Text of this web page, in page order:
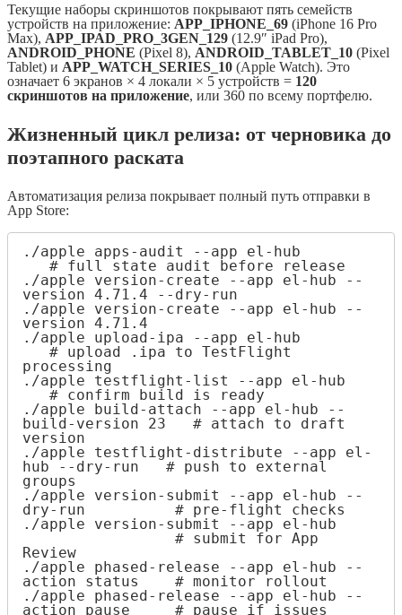
Текущие наборы скриншотов покрывают пять семейств
устройств на приложение: APP_IPHONE_69 (iPhone 16 Pro
Max), APP_IPAD_PRO_3GEN_129 (12.9″ iPad Pro),
ANDROID_PHONE (Pixel 8), ANDROID_TABLET_10 (Pixel
Tablet) и APP_WATCH_SERIES_10 (Apple Watch). Это
означает 6 экранов × 4 локали × 5 устройств = 120
скриншотов на приложение, или 360 по всему портфелю.
Жизненный цикл релиза: от черновика до
поэтапного раската
Автоматизация релиза покрывает полный путь отправки в
App Store:
./apple apps-audit --app el-hub
   # full state audit before release
./apple version-create --app el-hub --
version 4.71.4 --dry-run
./apple version-create --app el-hub --
version 4.71.4
./apple upload-ipa --app el-hub
   # upload .ipa to TestFlight
processing
./apple testflight-list --app el-hub
   # confirm build is ready
./apple build-attach --app el-hub --
build-version 23   # attach to draft
version
./apple testflight-distribute --app el-
hub --dry-run   # push to external
groups
./apple version-submit --app el-hub --
dry-run          # pre-flight checks
./apple version-submit --app el-hub
                 # submit for App
Review
./apple phased-release --app el-hub --
action status    # monitor rollout
./apple phased-release --app el-hub --
action pause     # pause if issues